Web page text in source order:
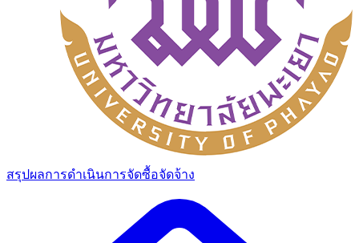
สรุปผลการดำเนินการจัดซื้อจัดจ้าง